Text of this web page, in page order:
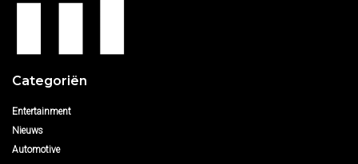
Categoriën
Entertainment
Nieuws
Automotive